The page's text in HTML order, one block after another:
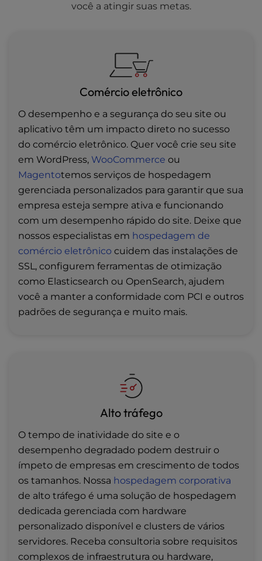
você a atingir suas metas.
Comércio eletrônico
O desempenho e a segurança do seu site ou
aplicativo têm um impacto direto no sucesso
do comércio eletrônico. Quer você crie seu site
em WordPress, WooCommerce ou
Magentotemos serviços de hospedagem
gerenciada personalizados para garantir que sua
empresa esteja sempre ativa e funcionando
com um desempenho rápido do site. Deixe que
nossos especialistas em hospedagem de
comércio eletrônico cuidem das instalações de
SSL, configurem ferramentas de otimização
como Elasticsearch ou OpenSearch, ajudem
você a manter a conformidade com PCI e outros
padrões de segurança e muito mais.
Alto tráfego
O tempo de inatividade do site e o
desempenho degradado podem destruir o
ímpeto de empresas em crescimento de todos
os tamanhos. Nossa hospedagem corporativa
de alto tráfego é uma solução de hospedagem
dedicada gerenciada com hardware
personalizado disponível e clusters de vários
servidores. Receba consultoria sobre requisitos
complexos de infraestrutura ou hardware,